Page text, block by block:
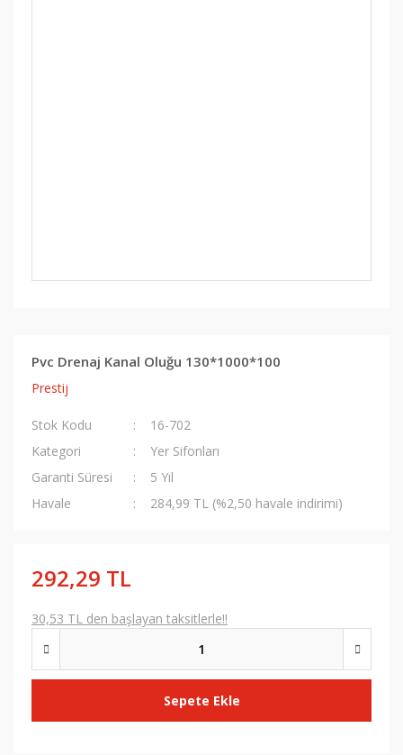
Pvc Drenaj Kanal Oluğu 130*1000*100
Prestij
Stok Kodu
16-702
Kategori
Yer Sifonları
Garanti Süresi
5 Yıl
Havale
284,99 TL (%2,50 havale indirimi)
292,29 TL
30,53 TL den başlayan taksitlerle!!
Sepete Ekle